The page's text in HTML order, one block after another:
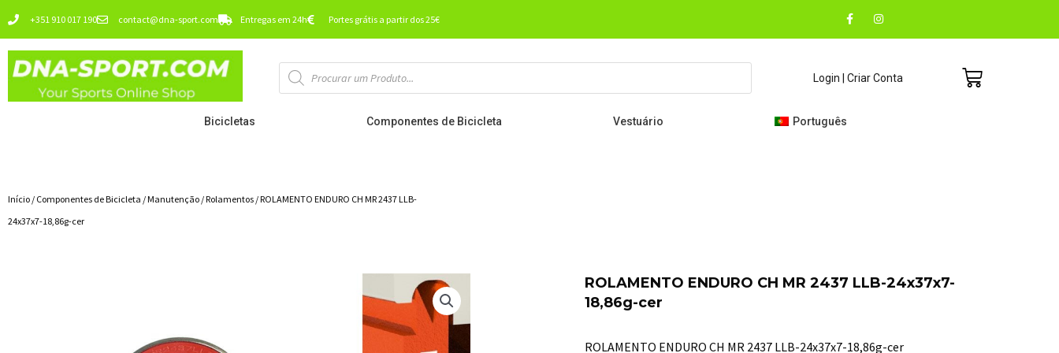
conteúdo
+351 910 017 190 contact@dna-sport.com Entregas em 24h Portes grátis a partir dos 25€ F
a
o
I
n
r
Pesquisa
de
produtos
Login | Criar Conta Carrinho
Bicicletas Componentes de Bicicleta Vestuário Português
Início / Componentes de Bicicleta / Manutenção / Rolamentos / ROLAMENTO ENDURO CH MR 2437 LLB-
24x37x7-18,86g-cer
ROLAMENTO ENDURO CH MR 2437 LLB-24x37x7-
18,86g-cer
ROLAMENTO ENDURO CH MR 2437 LLB-24x37x7-18,86g-cer